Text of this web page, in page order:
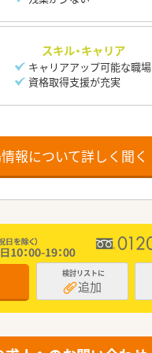
スキル・キャリア
キャリアアップ可能な職場
資格取得支援が充実
報について詳しく聞く
検討リストに
追加